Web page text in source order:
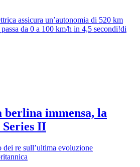
assicura unʼautonomia di 520 km
da 0 a 100 km/h in 4,5 secondi!di
berlina immensa, la
Series II
re sullʼultima evoluzione